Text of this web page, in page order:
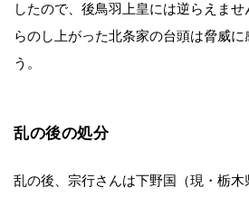
したので、後鳥羽上皇には逆らえま
らのし上がった北条家の台頭は脅威に
う。
乱の後の処分
乱の後、宗行さんは下野国（現・栃